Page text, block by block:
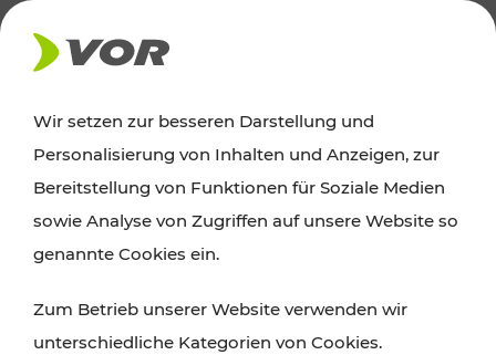
AKTUELLES
Ausflugstipps
Wien, Niederösterreich und das Burgenland
Wanderungen, Kultur und Gastronomie,
Radtouren oder purer Naturgenuss – viele
Wir setzen zur besseren Darstellung und
Personalisierung von Inhalten und Anzeigen, zur
Bereitstellung von Funktionen für Soziale Medien
sowie Analyse von Zugriffen auf unsere Website so
genannte Cookies ein.
Zum Betrieb unserer Website verwenden wir
unterschiedliche Kategorien von Cookies.